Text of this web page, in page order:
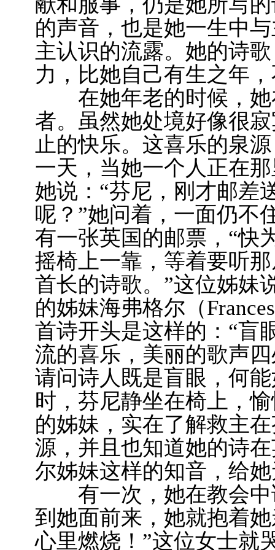
的声音，也是她一生中
主认识的流露。她的诗
力，比她自己有生之年
在她年老的时候，她
者。虽然她处境好像很
止的快乐。这喜乐的泉
一天，当她一个人正在
她说：“芬尼，刚才邮差
呢？”她问着，一面仍不
有一张英国的邮票，“快
摇椅上一靠，等着要听
首长的诗歌。”这位姊妹
的姊妹海弗格尔（
首诗开头是这样的：“盲
流的喜乐，美丽的歌声
请问诗人既是盲眼，何
时，芬尼静坐在椅上，
的姊妹，实在了解救主
源，并且也知道她的诗
尔姊妹这样的知音，给
有一次，她在教会中
到她面前来，她就抱着
心里燃烧！”这位女士就